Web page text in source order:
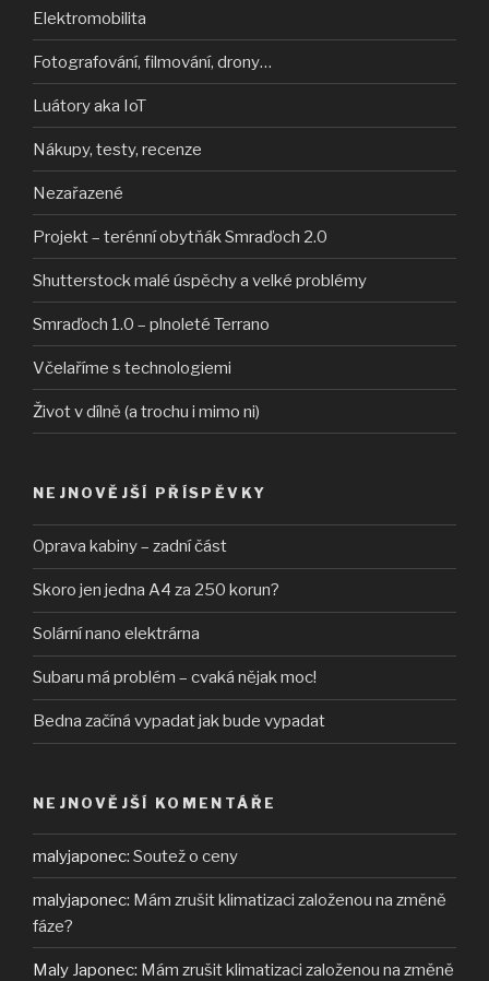
Elektromobilita
Fotografování, filmování, drony…
Luátory aka IoT
Nákupy, testy, recenze
Nezařazené
Projekt – terénní obytňák Smraďoch 2.0
Shutterstock malé úspěchy a velké problémy
Smraďoch 1.0 – plnoleté Terrano
Včelaříme s technologiemi
Život v dílně (a trochu i mimo ni)
NEJNOVĚJŠÍ PŘÍSPĚVKY
Oprava kabiny – zadní část
Skoro jen jedna A4 za 250 korun?
Solární nano elektrárna
Subaru má problém – cvaká nějak moc!
Bedna začíná vypadat jak bude vypadat
NEJNOVĚJŠÍ KOMENTÁŘE
malyjaponec: Soutež o ceny
malyjaponec: Mám zrušit klimatizaci založenou na změně
fáze?
Maly Japonec: Mám zrušit klimatizaci založenou na změně